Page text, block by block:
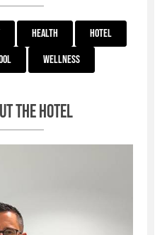
Health
Hotel
Wellness
the hotel